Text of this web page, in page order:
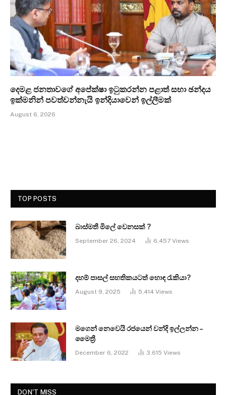
දෙමළ ජනතාවගේ අපේක්ෂා ඉටුකරන්න පළාත් සභා ඡන්දය
ඉක්මනින් පවත්වන්නැයි ඉන්දියාවෙන් ඉල්ලීමක්
August 6, 2026
TOP POSTS
බාස්මතී මිලේ වෙනසක් ?
September 26, 2024 6,457 Views
දහම් පාසල් සහතිකයටත් හොඳ රැකියා?
August 9, 2025 5,414 Views
මගෙන් නෙවෙයි රජයෙන් වන්දි ඉල්ලන්න –
මෛත්‍රී
December 6, 2022 3,615 Views
DON'T MISS